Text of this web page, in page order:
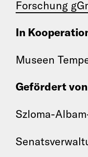
Forschung
In
Museen
Gefördert von
Szloma-